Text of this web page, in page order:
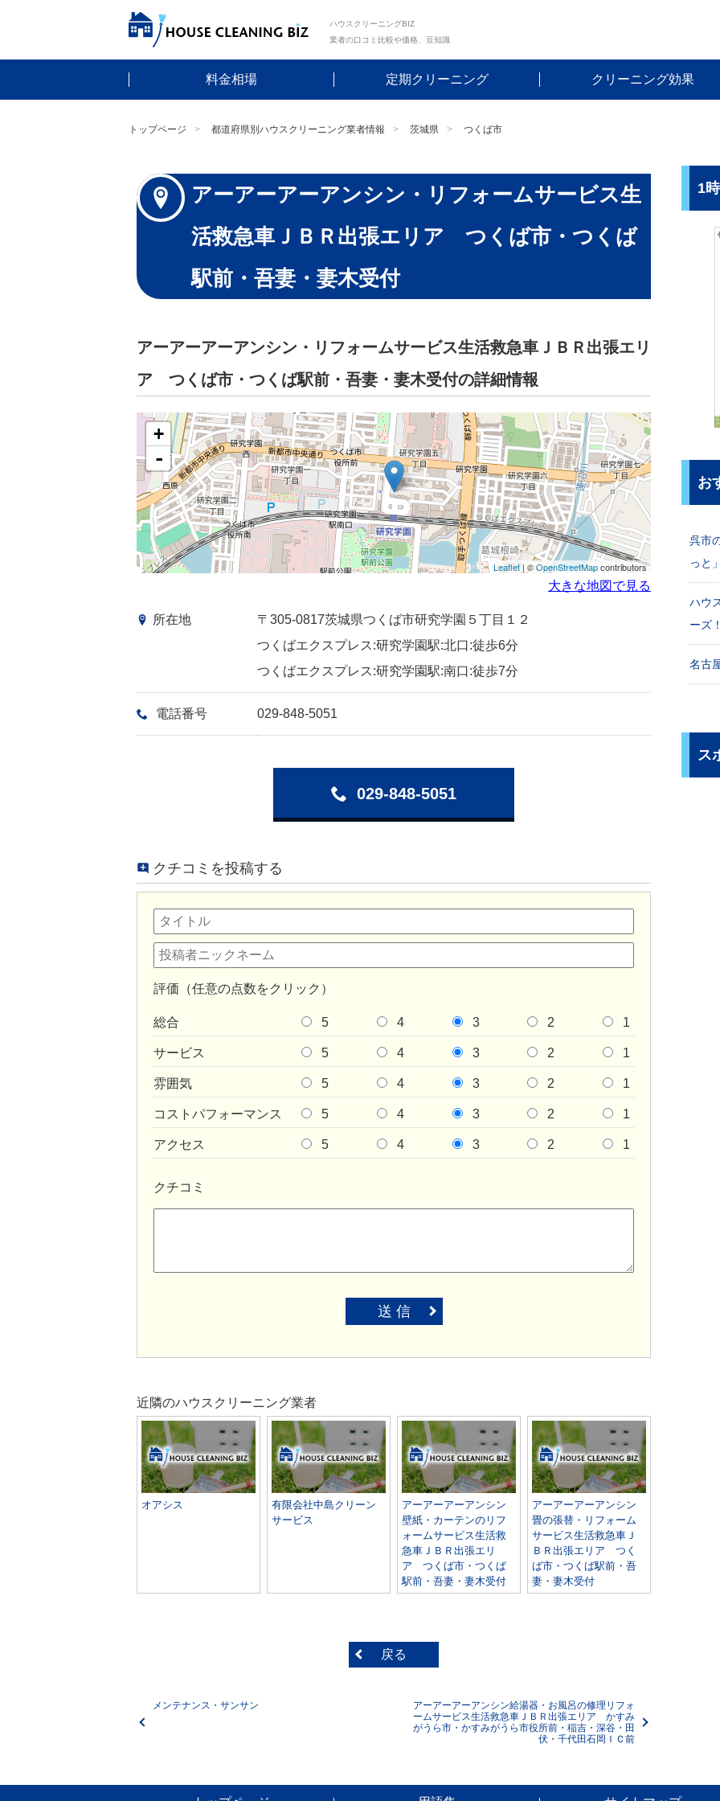
ハウスクリーニングBIZ
業者の口コミ比較や価格、豆知識
料金相場 定期クリーニング クリーニング効果
トップページ 都道府県別ハウスクリーニング業者情報 茨城県 つくば市
アーアーアーアンシン・リフォームサービス生
活救急車ＪＢＲ出張エリア つくば市・つくば
駅前・吾妻・妻木受付
アーアーアーアンシン・リフォームサービス生活救急車ＪＢＲ出張エリ
ア つくば市・つくば駅前・吾妻・妻木受付の詳細情報
+
-
Leaflet| ©OpenStreetMapcontributors
大きな地図で見る
所在地
〒305-0817茨城県つくば市研究学園５丁目１２
つくばエクスプレス:研究学園駅:北口:徒歩6分
つくばエクスプレス:研究学園駅:南口:徒歩7分
電話番号 029-848-5051
029-848-5051
クチコミを投稿する
評価（任意の点数をクリック）
総合 5 4 3 2 1
サービス 5 4 3 2 1
雰囲気 5 4 3 2 1
コストパフォーマンス 5 4 3 2 1
アクセス 5 4 3 2 1
クチコミ
送 信
近隣のハウスクリーニング業者
オアシス
有限会社中島クリーン
サービス
アーアーアーアンシン
壁紙・カーテンのリフ
ォームサービス生活救
急車ＪＢＲ出張エリ
ア つくば市・つくば
駅前・吾妻・妻木受付
アーアーアーアンシン
畳の張替・リフォーム
サービス生活救急車Ｊ
ＢＲ出張エリア つく
ば市・つくば駅前・吾
妻・妻木受付
戻る
メンテナンス・サンサン
アーアーアーアンシン給湯器・お風呂の修理リフォ
ームサービス生活救急車ＪＢＲ出張エリア かすみ
がうら市・かすみがうら市役所前・稲吉・深谷・田
伏・千代田石岡ＩＣ前
1
お
呉市
っと」
ハウ
ーズ！
名古
ス